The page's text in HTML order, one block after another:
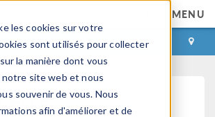
les cookies sur votre
sont utilisés pour collecter
la manière dont vous
notre site web et nous
souvenir de vous. Nous
afin d'améliorer et de
MENU
CONNEXION CONTACT
Access